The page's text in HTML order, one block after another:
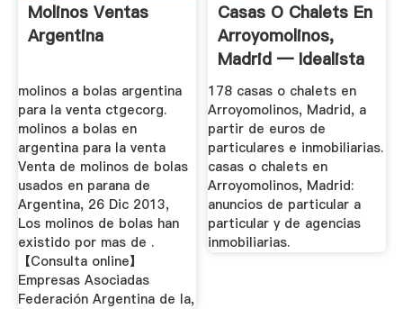
Molinos Ventas
Argentina
molinos a bolas argentina
para la venta ctgecorg.
molinos a bolas en
argentina para la venta
Venta de molinos de bolas
usados en parana de
Argentina, 26 Dic 2013,
Los molinos de bolas han
existido por mas de .
【Consulta online】
Empresas Asociadas
Federación Argentina de la,
Casas O Chalets En
Arroyomolinos,
Madrid — Idealista
178 casas o chalets en
Arroyomolinos, Madrid, a
partir de euros de
particulares e inmobiliarias.
casas o chalets en
Arroyomolinos, Madrid:
anuncios de particular a
particular y de agencias
inmobiliarias.